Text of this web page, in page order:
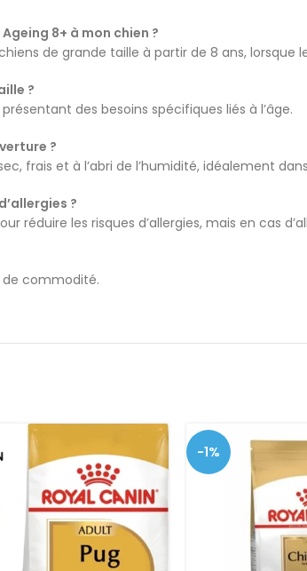
8+ à mon chien ?
de grande taille à partir de 8 ans, lorsque
?
des besoins spécifiques liés à l’âge.
?
frais et à l’abri de l’humidité, idéalement
?
réduire les risques d’allergies, mais en cas
de commodité.
-1%